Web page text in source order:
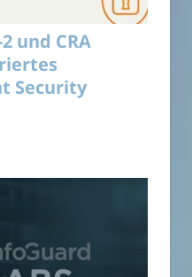
und CRA
Security